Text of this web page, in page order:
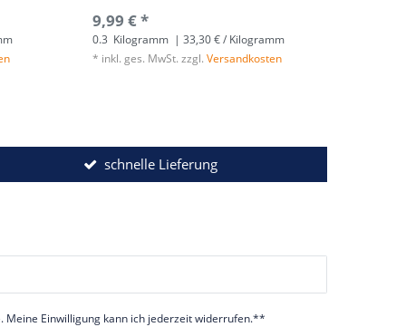
9,99 € *
0.3 Kilogramm | 33,30 € / Kilogramm
* inkl. ges. MwSt. zzgl.Versandkosten
schnelle Lieferung
Meine Einwilligung kann ich jederzeit widerrufen.**